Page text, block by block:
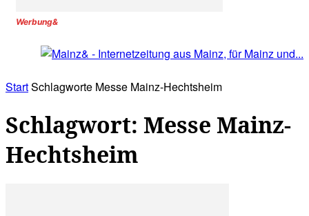
Werbung&
StartSchlagworte Messe Mainz-Hechtsheim
Schlagwort: Messe Mainz-
Hechtsheim